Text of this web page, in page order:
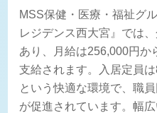
MSS保健・医療・福祉グ
レジデンス西大宮』では
あり、月給は256,000円か
支給されます。入居定員
という快適な環境で、職
が促進されています。幅